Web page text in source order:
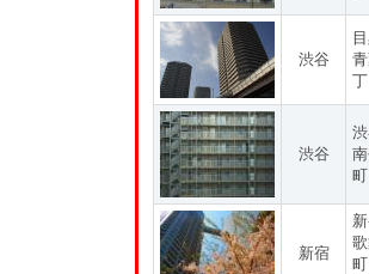
渋谷
渋谷
新宿